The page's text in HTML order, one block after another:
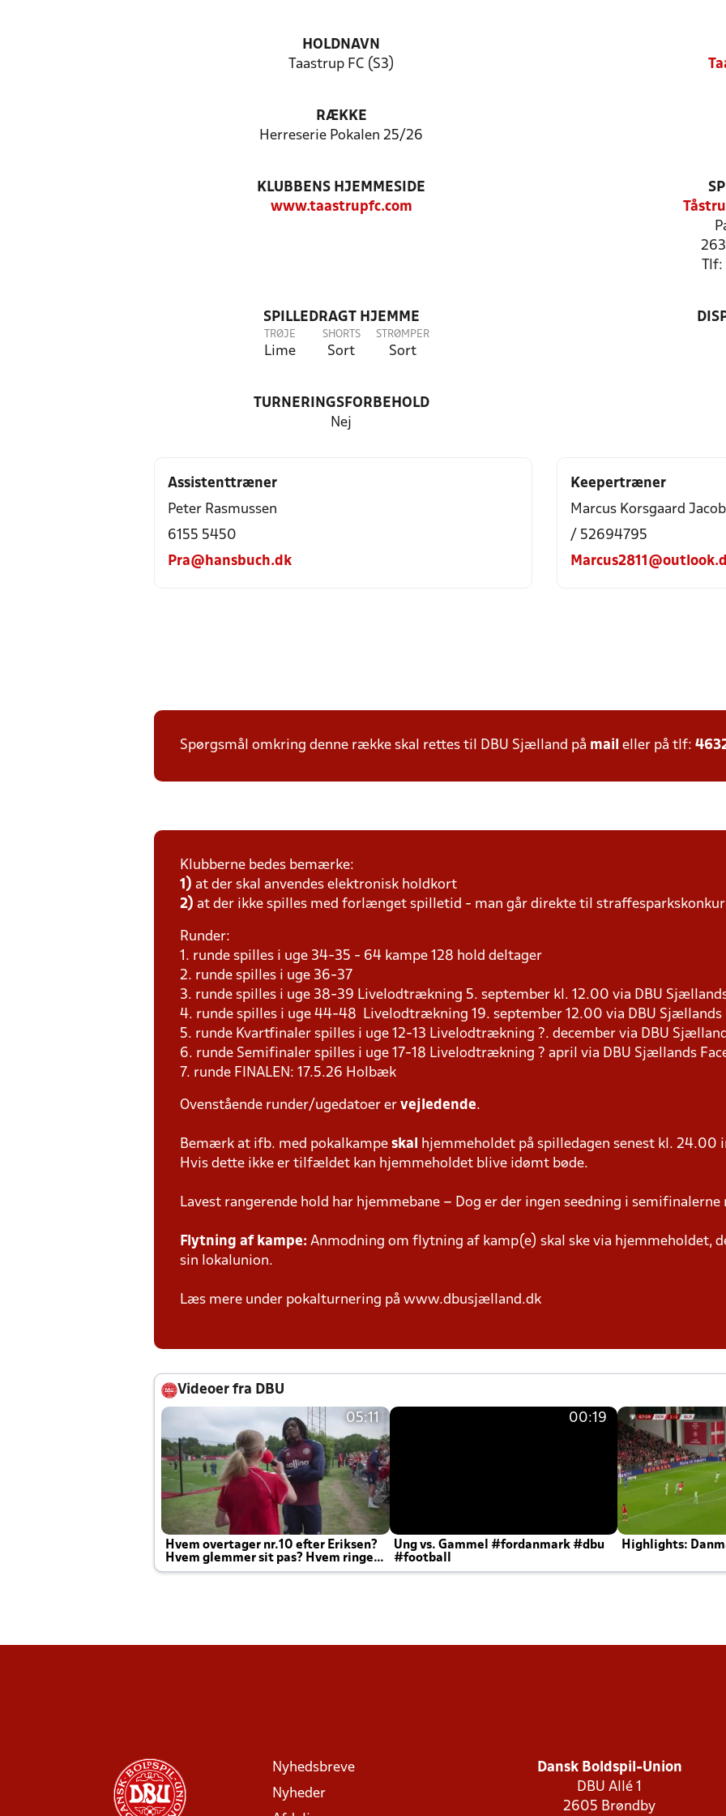
HOLDNAVN
Taastrup FC (S3)
RÆKKE
Herreserie Pokalen 25/26
KLUBBENS HJEMMESIDE
www.taastrupfc.com
SPILLEDRAGT HJEMME
TRØJE
Lime
SHORTS
Sort
STRØMPER
Sort
TURNERINGSFORBEHOLD
Nej
Assistenttræner
Peter Rasmussen
6155 5450
Pra@hansbuch.dk
Keepertræner
Marcus Korsgaard
/ 52694795
Spørgsmål omkring denne række skal rettes til DBU Sjælland på mail eller på tlf:
Klubberne bedes bemærke:
1) at der skal anvendes elektronisk holdkort
2) at der ikke spilles med forlænget spilletid - man går direkte til
Runder:
1. runde spilles i uge 34-35 - 64 kampe 128 hold deltager
2. runde spilles i uge 36-37
3. runde spilles i uge 38-39 Livelodtrækning 5. september kl. 12.00 via DBU
4. runde spilles i uge 44-48 Livelodtrækning 19. september 12.00 via DBU Sjællands
5. runde Kvartfinaler spilles i uge 12-13 Livelodtrækning ?. december via DBU
6. runde Semifinaler spilles i uge 17-18 Livelodtrækning ? april via DBU Sjællands
7. runde FINALEN: 17.5.26 Holbæk
Ovenstående runder/ugedatoer er vejledende.
Bemærk at ifb. med pokalkampe skal
hjemmeholdet på spilledagen senest kl. 24.00
Hvis dette ikke er tilfældet kan hjemmeholdet blive idømt bøde.
Lavest rangerende hold har hjemmebane – Dog er der ingen seedning i
Flytning af kampe: Anmodning om flytning af kamp(e) skal ske via hjemmeholdet,
sin lokalunion.
Læs mere under pokalturnering på www.dbusjælland.dk
Videoer fra DBU
05:11
Hvem overtager nr.10 efter Eriksen?
Hvem glemmer sit pas? Hvem ringer
Joachim altid til efter kampe?
00:19
Ung vs. Gammel #fordanmark #dbu
#football
Highlights:
Nyhedsbreve
Nyheder
Dansk Boldspil-Union
DBU Allé 1
2605 Brøndby